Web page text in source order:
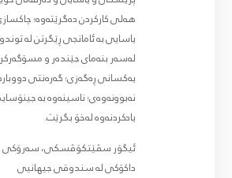
هەلی کارکردن دەگرێتەوە؛
یاسایی بە ئامانجی ڕێگرتن لە
لەسەر بنەمای جێندەر و
یەکسانی ڕەگەزی؛ گەرەنتی
نەبوونەوەی؛ ناسینەوە بە
یادکردنەوە لەخۆ بگرێت.
ئیگۆر سڤێتکۆڤسکی، سەرۆکی
داکۆکی لە سندوقی جیهانیی